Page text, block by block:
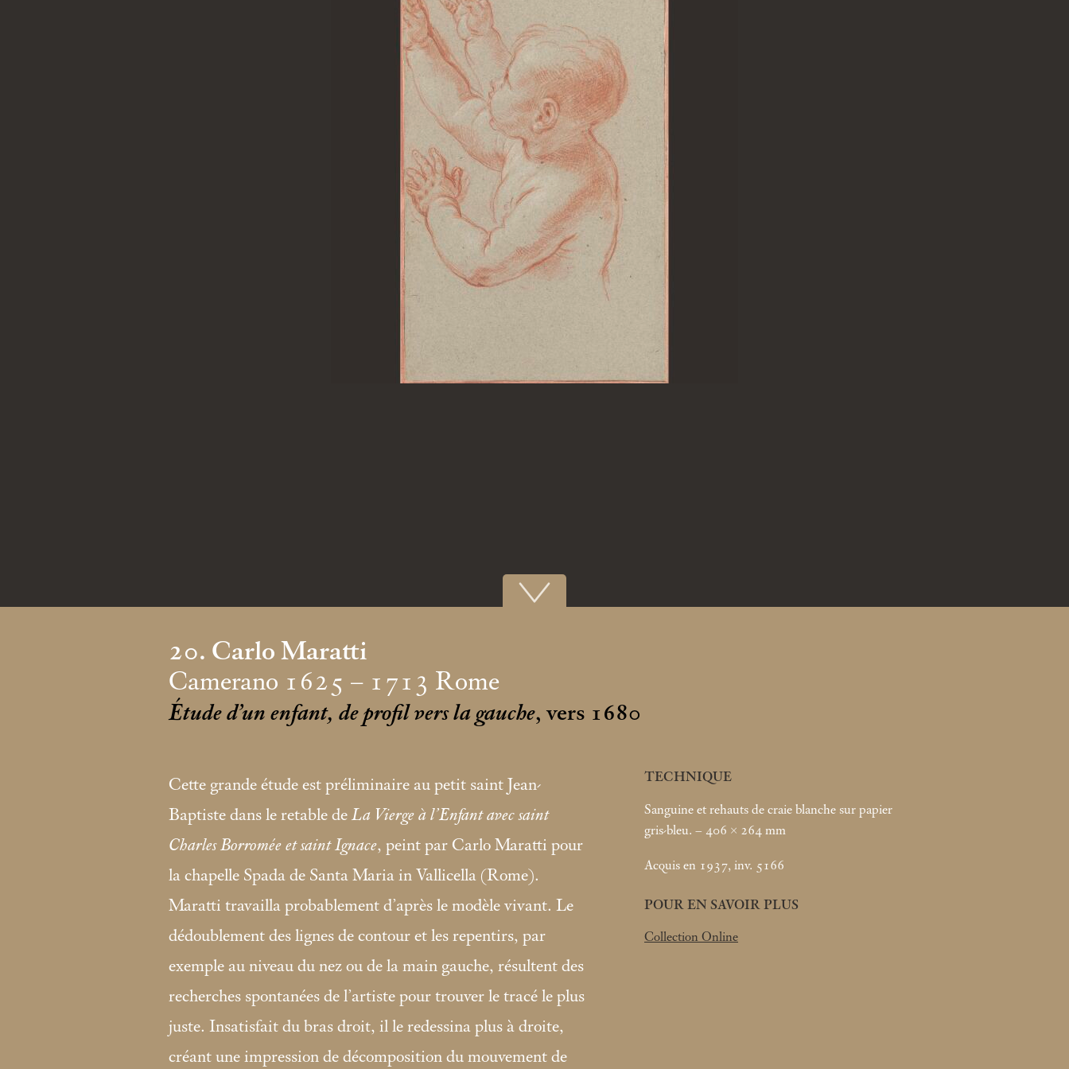
20. Carlo Maratti
Camerano 1625 – 1713 Rome
Étude d’un enfant, de profil vers la gauche, vers 1680
Cette grande étude est préliminaire au petit saint Jean-
Baptiste dans le retable de La Vierge à l’Enfant avec saint
Charles Borromée et saint Ignace, peint par Carlo Maratti pour
la chapelle Spada de Santa Maria in Vallicella (Rome).
Maratti travailla probablement d’après le modèle vivant. Le
dédoublement des lignes de contour et les repentirs, par
exemple au niveau du nez ou de la main gauche, résultent des
recherches spontanées de l’artiste pour trouver le tracé le plus
juste. Insatisfait du bras droit, il le redessina plus à droite,
créant une impression de décomposition du mouvement de
TECHNIQUE
Sanguine et rehauts de craie blanche sur papier
gris-bleu. – 406 × 264 mm
Acquis en 1937, inv. 5166
POUR EN SAVOIR PLUS
Collection Online